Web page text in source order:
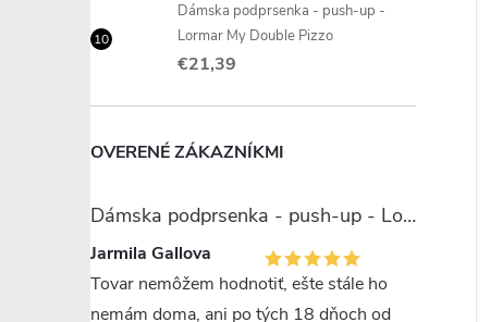
Dámska podprsenka - push-up -
Lormar My Double Pizzo
€21,39
OVERENÉ ZÁKAZNÍKMI
Dámska podprsenka - push-up - Lormar Miranda
Jarmila Gallova
Tovar nemôžem hodnotiť, ešte stále ho
nemám doma, ani po tých 18 dňoch od